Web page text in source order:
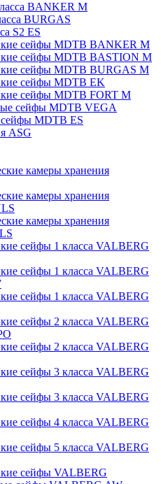
BANKER M
BURGAS
S2 ES
сейфы MDTB BANKER M
сейфы MDTB BASTION M
сейфы MDTB BURGAS M
сейфы MDTB EK
сейфы MDTB FORT M
сейфы MDTB VEGA
MDTB ES
ASG
камеры хранения
камеры хранения
камеры хранения
сейфы 1 класса VALBERG
сейфы 1 класса VALBERG
сейфы 1 класса VALBERG
сейфы 2 класса VALBERG
сейфы 2 класса VALBERG
сейфы 3 класса VALBERG
сейфы 3 класса VALBERG
сейфы 4 класса VALBERG
сейфы 5 класса VALBERG
сейфы VALBERG